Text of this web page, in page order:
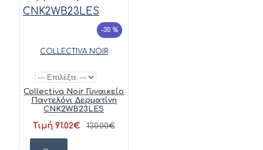
-30 %
COLLECTIVA NOIR
Collectiva Noir Γυναικείο
Παντελόνι Δερματίνη
CNK2WB23LES
Τιμή 91.02€ 130.00€